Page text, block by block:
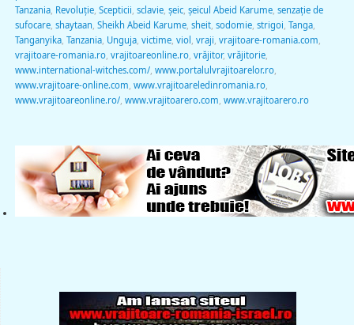
Tanzania, Revoluţie, Scepticii sclavie, şeic, şeicul Abeid Karume, senzaţie de
sufocare, shaytaan Sheikh Abeid Karume, sheit, sodomie, strigoi Tanga,
Tanganyika, Tanzania, Unguja, victime, viol vraji vrajitoare-romania.com
vrajitoare-romania.ro, vrajitoareonline.ro, vrăjitor, vrăjitorie,
www.international-witches.com/, www.portalulvrajitoarelor.ro,
www.vrajitoare-online.com www.vrajitoareledinromania.ro,
www.vrajitoareonline.ro/, www.vrajitoarero.com www.vrajitoarero.ro